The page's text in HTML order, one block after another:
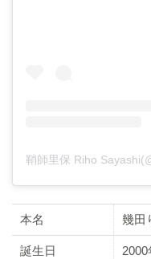
本名 幾田
誕生日